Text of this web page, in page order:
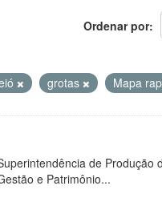
Ordenar por
grotas Mapa
de Produção
e Patrimônio...